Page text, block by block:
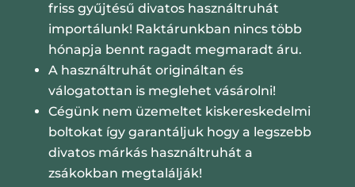
friss gyűjtésű divatos használtruhát
importálunk! Raktárunkban nincs több
hónapja bennt ragadt megmaradt áru.
A használtruhát origináltan és
válogatottan is meglehet vásárolni!
Cégünk nem üzemeltet kiskereskedelmi
boltokat így garantáljuk hogy a legszebb
divatos márkás használtruhát a
zsákokban megtalálják!